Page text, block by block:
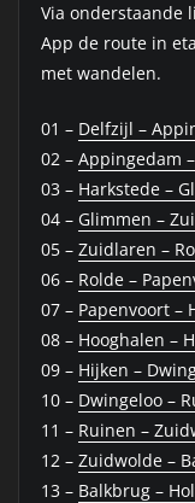
Via onderstaande
App de route in
met wandelen.
01 – Delfzijl –
02 – Appingedam
03 – Harkstede –
04 – Glimmen –
05 – Zuidlaren –
06 – Rolde –
07 – Papenvoort –
08 – Hooghalen –
09 – Hijken –
10 – Dwingeloo –
11 – Ruinen –
12 – Zuidwolde –
13 – Balkbrug –